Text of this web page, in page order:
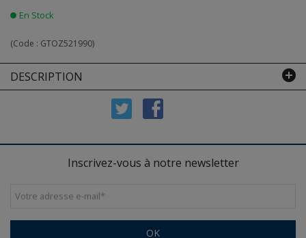
En Stock
(Code : GTOZ521990)
DESCRIPTION
Inscrivez-vous à notre newsletter
Votre adresse e-mail*
OK